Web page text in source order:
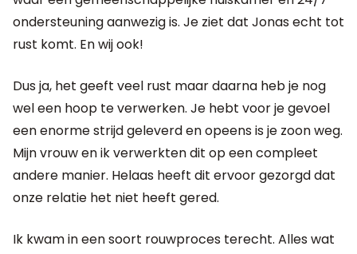
ondersteuning aanwezig is. Je ziet dat Jonas echt tot
rust komt. En wij ook!
Dus ja, het geeft veel rust maar daarna heb je nog
wel een hoop te verwerken. Je hebt voor je gevoel
een enorme strijd geleverd en opeens is je zoon weg.
Mijn vrouw en ik verwerkten dit op een compleet
andere manier. Helaas heeft dit ervoor gezorgd dat
onze relatie het niet heeft gered.
Ik kwam in een soort rouwproces terecht. Alles wat